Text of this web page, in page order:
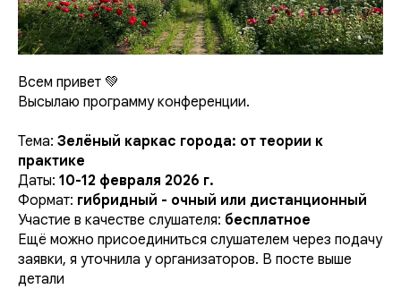
Всем привет 💚
Высылаю программу конференции.
Тема: Зелёный каркас города: от теории к
практике
Даты: 10-12 февраля 2026 г.
Формат: гибридный - очный или дистанционный
Участие в качестве слушателя: бесплатное
Ещё можно присоединиться слушателем через подачу
заявки, я уточнила у организаторов. В посте выше
детали